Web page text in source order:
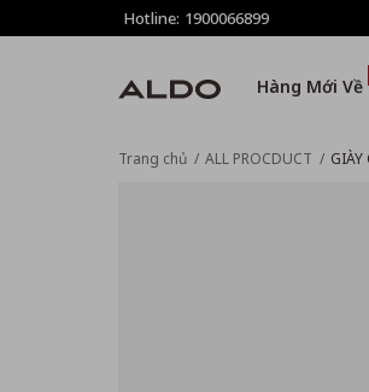
Hotline: 1900066899
phí vận chuyển cho đơn hàng từ 1.500.000đ
Hàng Mới Về
Trang chủ ALL PROCDUCT